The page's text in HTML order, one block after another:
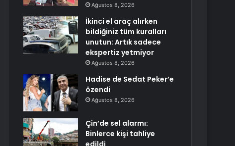
Ağustos 8, 2026
İkinci el araç alırken
bildiğiniz tüm kuralları
unutun: Artık sadece
ekspertiz yetmiyor
Ağustos 8, 2026
Hadise de Sedat Peker’e
özendi
Ağustos 8, 2026
Çin’de sel alarmı:
Binlerce kişi tahliye
edildi